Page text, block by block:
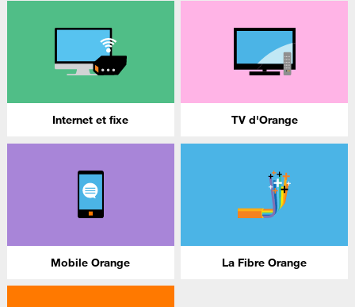
Internet et fixe TV d'Orange
Mobile Orange La Fibre Orange